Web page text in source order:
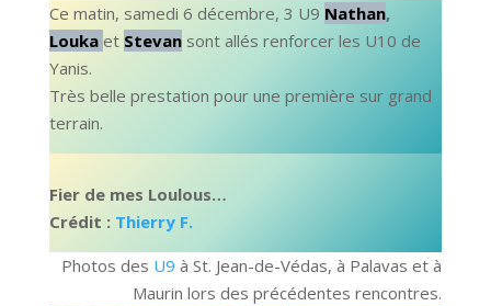
Ce matin, samedi 6 décembre, 3 U9 Nathan,
Louka et Stevan sont allés renforcer les U10 de
Yanis.
Très belle prestation pour une première sur grand
terrain.
Fier de mes Loulous…
Crédit : Thierry F.
Photos des U9 à St. Jean-de-Védas, à Palavas et à
Maurin lors des précédentes rencontres.